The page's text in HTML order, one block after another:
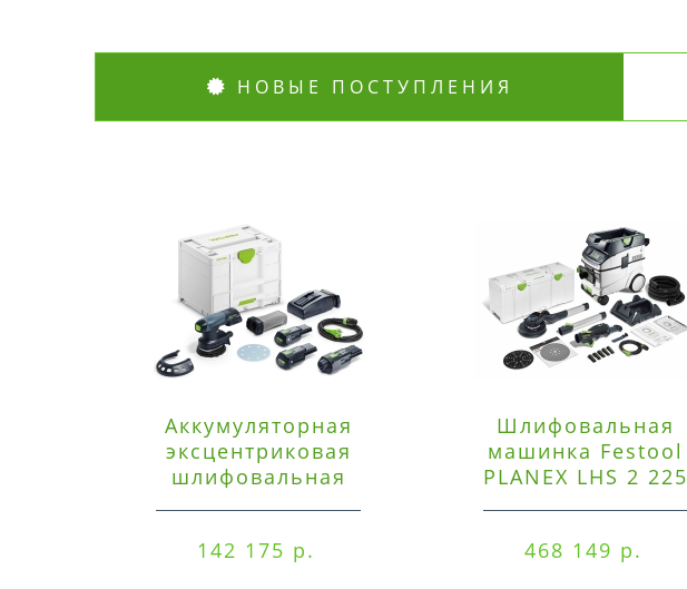
НОВЫЕ ПОСТУПЛЕНИЯ
Аккумуляторная
эксцентриковая
шлифовальная
142 175 р.
Шлифовальная
машинка Festool
PLANEX LHS 2 225
468 149 р.